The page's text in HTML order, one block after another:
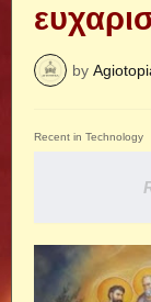
by
Recent in Technology